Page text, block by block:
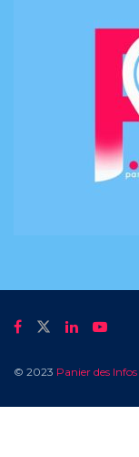
© 2023 Panier des Infos